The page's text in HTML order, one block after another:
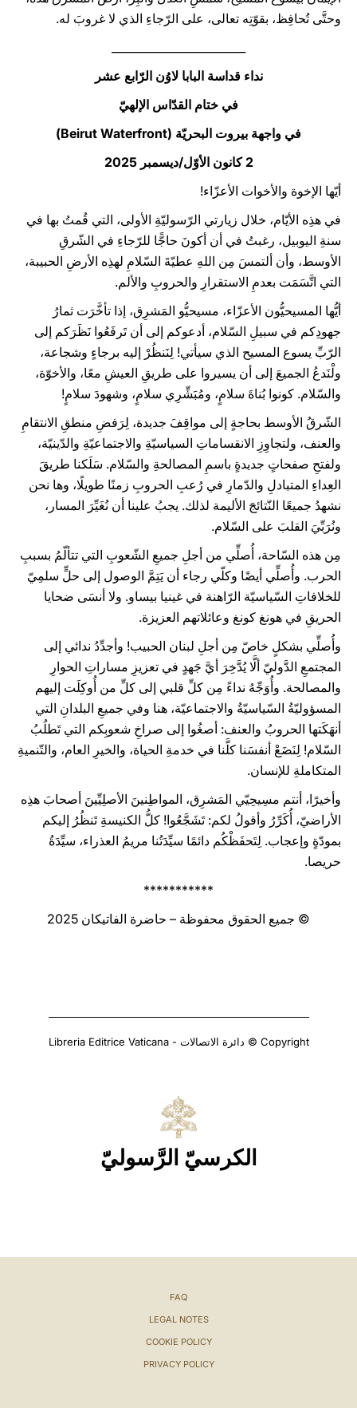
وحتَّى تُحافِظ، بقوّتِه تعالى، على الرّجاءِ الذي لا غروبَ له.
نداء قداسة البابا لاوُن الرّابع عشر
في ختام القدّاس الإلهيّ
في واجهة بيروت البحريّة (Beirut Waterfront)
2 كانون الأوّل/ديسمبر 2025
أيّها الإخوة والأخوات الأعزّاء!
في هذِه الأيّام، خلال زيارتي الرّسوليّةِ الأولى، التي قُمتُ بها في
سنةِ اليوبيل، رغبتُ في أن أكونَ حاجًّا للرّجاءِ في الشّرقِ
الأوسط، وأن ألتمسَ مِن اللهِ عطيّةَ السّلامِ لهذِه الأرضِ الحبيبة،
التي اتَّسَمَت بعدمِ الاستقرارِ والحروبِ والألم.
أيُّها المسيحيُّون الأعزّاء، مسيحيُّو المَشرِق، إذا تأخَّرَت ثمارُ
جهودِكم في سبيلِ السّلام، أدعوكم إلى أن تَرفَعُوا نَظَرَكم إلى
الرّبِّ يسوع المسيح الذي سيأتي! لِنَنظُرْ إليه برجاءٍ وشجاعة،
ولْنَدعُ الجميعَ إلى أن يسيروا على طريقِ العيشِ معًا، والأخوّة،
والسّلام. كونوا بُناةَ سلامٍ، ومُبَشِّرِي سلامٍ، وشهودَ سلامٍ!
الشّرقُ الأوسط بحاجةٍ إلى مواقِفَ جديدة، لِرَفضِ منطقِ الانتقامِ
والعنف، ولتجاوِزِ الانقساماتِ السياسيّةِ والاجتماعيّةِ والدّينيّة،
ولفتحِ صفحاتٍ جديدةٍ باسمِ المصالحةِ والسّلام. سَلَكنا طريقَ
العِداءِ المتبادلِ والدّمارِ في رُعبِ الحروبِ زمنًا طويلًا، وها نحن
نشهدُ جميعًا النّتائجَ الأليمة لذلك. يجبُ علينا أن نُغَيِّرَ المسار،
ونُرَبِّيَ القلبَ على السّلام.
مِن هذه السّاحة، أُصلِّي من أجلِ جميعِ الشّعوبِ التي تتألّمُ بسببِ
الحرب. وأُصلِّي أيضًا وكلّي رجاء أن يَتِمَّ الوصول إلى حلٍّ سلمِيّ
للخلافاتِ السّياسيّة الرّاهنة في غينيا بيساو. ولا أنسَى ضحايا
الحريقِ في هونغ كونغ وعائلاتهم العزيزة.
وأُصلِّي بشكلٍ خاصّ مِن أجلِ لبنان الحبيب! وأجدِّدُ ندائي إلى
المجتمعِ الدَّوليّ ألَّا يُدَّخِرَ أيَّ جَهدٍ في تعزيزِ مساراتِ الحوارِ
والمصالحة. وأُوَجِّهُ نداءً مِن كلِّ قلبي إلى كلِّ من أُوكِلَت إليهم
المسؤوليّةُ السّياسيّةُ والاجتماعيّة، هنا وفي جميعِ البلدانِ التي
أنهَكَتها الحروبُ والعنف: أصغُوا إلى صراخِ شعوبِكم التي تَطلُبُ
السّلام! لِنَضَعْ أنفسَنا كلَّنا في خدمةِ الحياة، والخيرِ العام، والتّنميةِ
المتكاملةِ للإنسان.
وأخيرًا، أنتم مسِيحِيّي المَشرِق، المواطِنينَ الأصلِيِّينَ أصحابَ هذِه
الأراضيّ، أُكَرِّرُ وأقولُ لكم: تَشَجَّعُوا! كلُّ الكنيسةِ تَنظُرُ إليكم
بمودّةٍ وإعجاب. لِتَحفَظْكُم دائمًا سيِّدَتُنا مريمُ العذراء، سيِّدَةُ
حريصا.
***********
© جميع الحقوق محفوظة – حاضرة الفاتيكان 2025
Copyright © دائرة الاتصالات - Libreria Editrice Vaticana
الكرسيّ الرَّسوليّ
FAQ
LEGAL NOTES
COOKIE POLICY
PRIVACY POLICY